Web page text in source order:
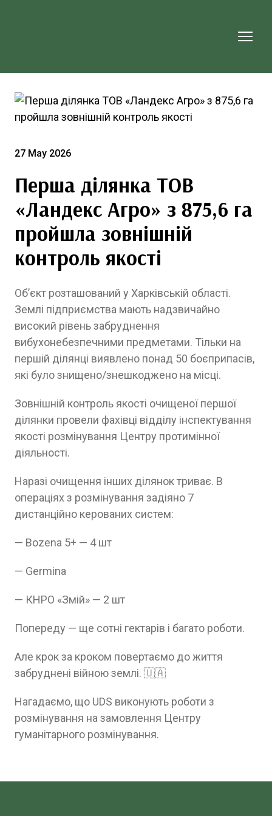
27 May 2026
Перша ділянка ТОВ
«Ландекс Агро» з 875,6 га
пройшла зовнішній
контроль якості
Об’єкт розташований у Харківській області.
Землі підприємства мають надзвичайно
високий рівень забруднення
вибухонебезпечними предметами. Тільки на
першій ділянці виявлено понад 50 боєприпасів,
які було знищено/знешкоджено на місці.
Зовнішній контроль якості очищеної першої
ділянки провели фахівці відділу інспектування
якості розмінування Центру протимінної
діяльності.
Наразі очищення інших ділянок триває. В
операціях з розмінування задіяно 7
дистанційно керованих систем:
— Bozena 5+ — 4 шт
— Germina
— КНРО «Змій» — 2 шт
Попереду — ще сотні гектарів і багато роботи.
Але крок за кроком повертаємо до життя
забруднені війною землі. 🇺🇦
Нагадаємо, що UDS виконують роботи з
розмінування на замовлення Центру
гуманітарного розмінування.